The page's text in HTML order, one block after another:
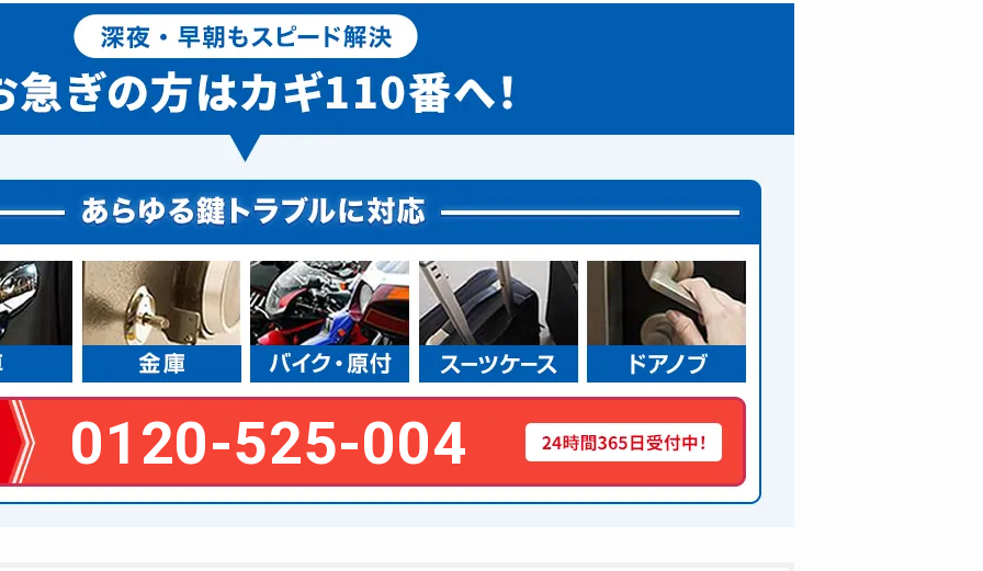
0120-525-004